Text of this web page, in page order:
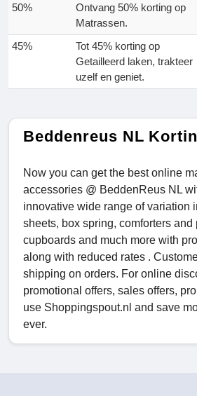
50%
Ontvang 50% korting op
Matrassen.
45%
Tot 45% korting op
Getailleerd laken, trakteer
uzelf en geniet.
Beddenreus NL
Now you can get the best online
accessories @ BeddenReus NL
innovative wide range of variation
sheets, box spring, comforters
cupboards and much more with
along with reduced rates .
shipping on orders. For online
promotional offers, sales offers,
use Shoppingspout.nl and save
ever.